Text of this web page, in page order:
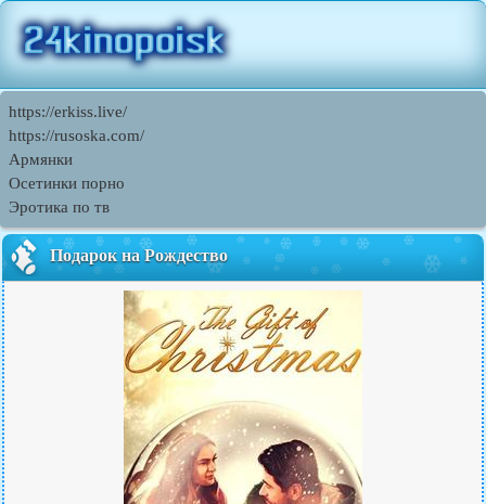
https://erkiss.live/
https://rusoska.com/
Армянки
Осетинки порно
Эротика по тв
Подарок на Рождество